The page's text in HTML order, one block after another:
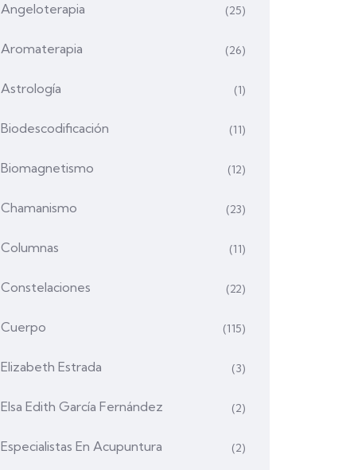
Angeloterapia (25)
Aromaterapia (26)
Astrología (1)
Biodescodificación (11)
Biomagnetismo (12)
Chamanismo (23)
Columnas (11)
Constelaciones (22)
Cuerpo (115)
Elizabeth Estrada (3)
Elsa Edith García Fernández (2)
Especialistas En Acupuntura (2)